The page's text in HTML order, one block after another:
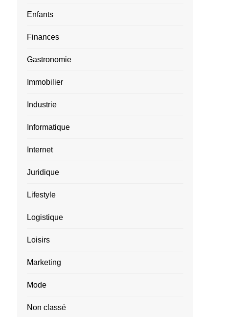
Enfants
Finances
Gastronomie
Immobilier
Industrie
Informatique
Internet
Juridique
Lifestyle
Logistique
Loisirs
Marketing
Mode
Non classé